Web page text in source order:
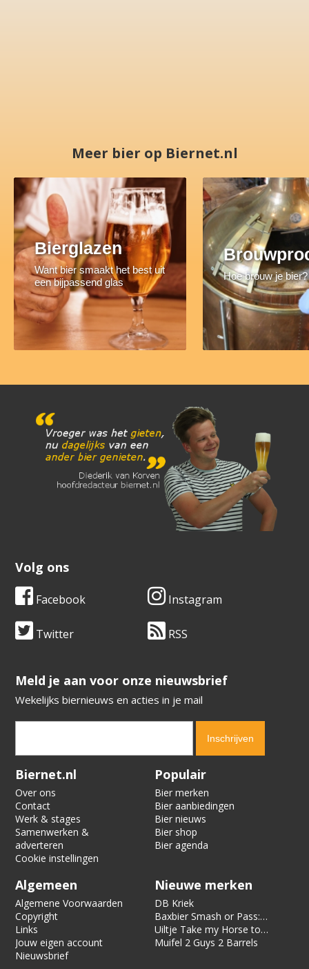
Meer bier op Biernet.nl
Bierglazen
Want bier smaakt het best uit
een bijpassend glas
Hoe brouw je bier?
Volg ons
Facebook Instagram
Twitter RSS
​​​​​​​Meld je aan voor onze nieuwsbrief
Wekelijks biernieuws en acties in je mail
Verification code:
Biernet.nl
Over ons
Contact
Werk & stages
Samenwerken &
adverteren
Cookie instellingen
Populair
Bier merken
Bier aanbiedingen
Bier nieuws
Bier shop
Bier agenda
Algemeen
Algemene Voorwaarden
Copyright
Links
Jouw eigen account
Nieuwsbrief
Nieuwe merken
DB Kriek
Baxbier Smash or Pass:
Strata
Uiltje Take my Horse to
the Hotel Room
Muifel 2 Guys 2 Barrels